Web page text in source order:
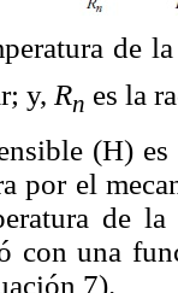
de
y, Rn es la
(H)
por el
de
con una
7).